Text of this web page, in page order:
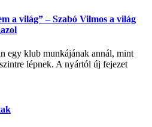
a világ” – Szabó Vilmos a világ
egy klub munkájának annál, mint
lépnek. A nyártól új fejezet